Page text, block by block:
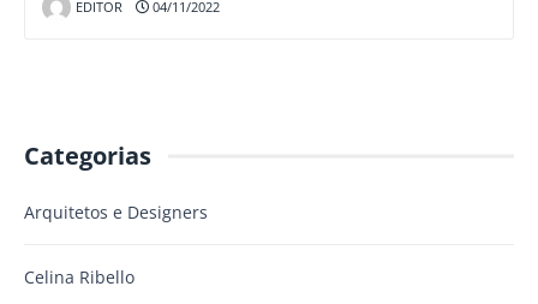
EDITOR 04/11/2022
Categorias
Arquitetos e Designers
Celina Ribello